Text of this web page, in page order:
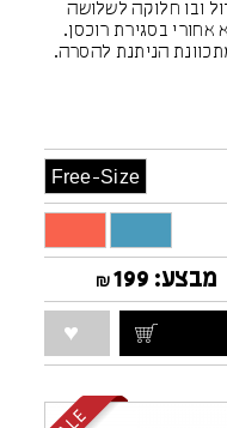
ובו חלוקה לשלושה
אחורי בסגירת רוכסן.
הניתנת להסרה.
Free-Size
מבצע: ₪ 199